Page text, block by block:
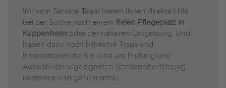
Wir vom Service-Team bieten Ihnen direkte Hilfe
bei der Suche nach einem freien Pflegeplatz in
Kuppenheim oder der näheren Umgebung. Und
haben dazu noch hilfreiche Tipps und
Informationen für Sie rund um Prüfung und
Auswahl einer geeigneten Senioreneinrichtung.
Kostenlos und gebührenfrei.